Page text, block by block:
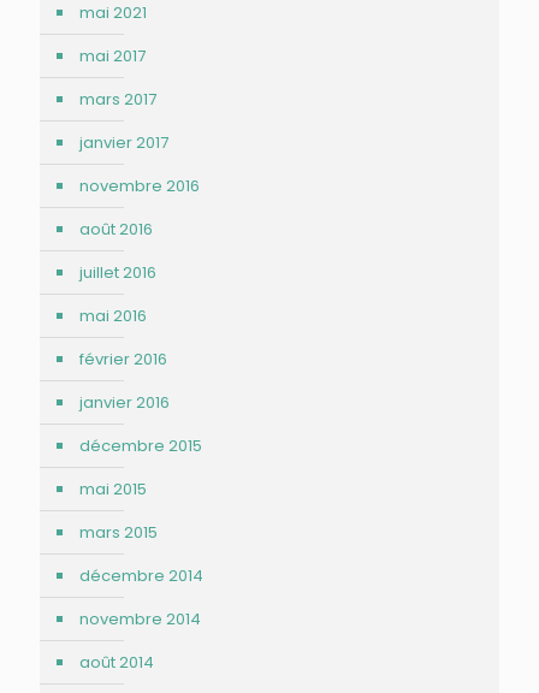
mai 2021
mai 2017
mars 2017
janvier 2017
novembre 2016
août 2016
juillet 2016
mai 2016
février 2016
janvier 2016
décembre 2015
mai 2015
mars 2015
décembre 2014
novembre 2014
août 2014